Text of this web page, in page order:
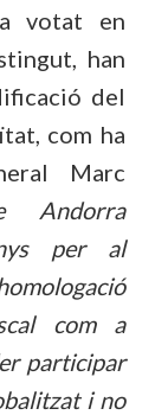
votat en
han
del
com ha
Marc
Andorra
per al
com a
participar
i no